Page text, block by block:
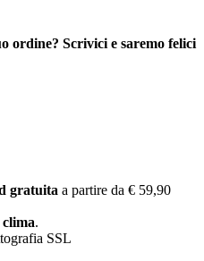
ordine? Scrivici e saremo felici
gratuita a partire da € 59,90
.
SSL